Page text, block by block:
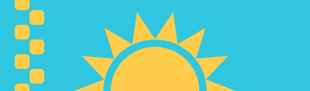
L'application Xe réunit toutes les fonctionnalités
nécessaires pour vos transferts d'argent internationaux
et la gestion de vos devises. Convertissez des devises,
programmez des alertes de taux et transférez de
l'argent à l'étranger sans frais cachés. Téléchargez
l'application dès aujourd'hui !